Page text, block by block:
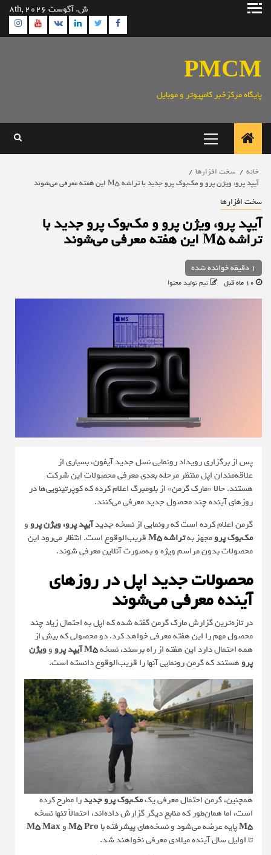
پرش
ش. آگوست 8th, 2026
Facebook
Twitter
Linkedin
VK
PMCM
پایگاه مرکزخبر کامپیوتر و موبایل
اصلی
خانه
سخت افزارها
آیپد پرو، ویژن پرو و مک‌بوک پرو جدید با تراشه M5 این هفته معرفی می‌شوند
سخت افزارها
آیپد پرو، ویژن پرو و مک‌بوک پرو جدید با
تراشه M5 این هفته معرفی می‌شوند
1 دقیقه خوانده شده
تیم تولید محتوا
پس از برگزاری رویداد رونمایی نسل جدید آیفون، بسیاری از
علاقه‌مندان اپل منتظر مرحله بعدی معرفی محصولات این شرکت
هستند. حالا «مارک گرمن»از بلومبرگ اعلام کرده که کوپرتینویی‌ها در
روزهای آینده چند محصول جدید معرفی می‌کنند.
گرمن اعلام کرده است که رونمایی از نسخه جدیدآیپد پرو، ویژن پروو
مک‌بوک پرومجهز بهتراشه M5
قریب‌الوقوع است. انتظار می‌رود این
محصولات بدون مراسم ویژه و به‌صورت آنلاین معرفی شوند.
محصولات جدید اپل در روزهای
آینده معرفی می‌شوند
در تازه‌ترین گزارش مارک گرمن گفته شده که اپل به احتمال زیاد چند
محصول مهم را این هفته معرفی خواهد کرد. دو محصولی که بیش از
همه احتمال دارد این هفته از راه برسند، نسخهM5آیپد پرووویژن
پروهستند که گرمن رونمایی آنها را قریب‌الوقوع دانسته است.
همچنین، گرمن احتمال معرفی یکمک‌بوک پرو جدیدرا مطرح کرده
است، اما همان‌طور که منابع دیگر گزارش داده‌اند، احتمالاً تنها نسخه
M5پایه عرضه می‌شود و نسخه‌های پیشرفته با M5 ProوM5 Max
تا اوایل سال آینده میلادی معرفی نخواهند شد.